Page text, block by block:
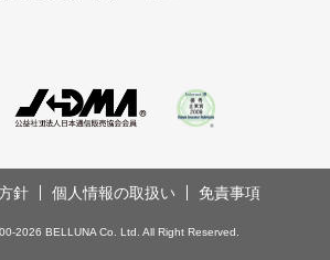
2026 BELLUNA Co. Ltd. All Right Reserved.
針 個人情報の取扱い 免責事項